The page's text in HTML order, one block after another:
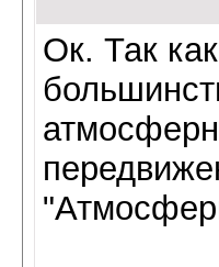
Ок. Так